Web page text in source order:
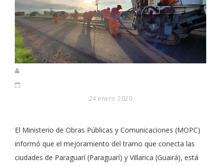
24 enero 2020
El Ministerio de Obras Públicas y Comunicaciones (MOPC)
informó que el mejoramiento del tramo que conecta las
ciudades de Paraguarí (Paraguarí) y Villarica (Guairá), está